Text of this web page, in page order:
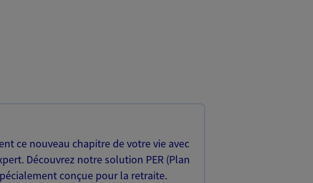
ce nouveau chapitre de votre vie avec
Découvrez notre solution PER (Plan
conçue pour la retraite.